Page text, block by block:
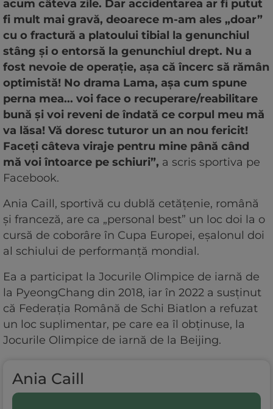
acum câteva zile. Dar accidentarea ar fi putut
fi mult mai gravă, deoarece m-am ales „doar”
cu o fractură a platoului tibial la genunchiul
stâng şi o entorsă la genunchiul drept. Nu a
fost nevoie de operaţie, aşa că încerc să rămân
optimistă! No drama Lama, aşa cum spune
perna mea... voi face o recuperare/reabilitare
bună şi voi reveni de îndată ce corpul meu mă
va lăsa! Vă doresc tuturor un an nou fericit!
Faceţi câteva viraje pentru mine până când
mă voi întoarce pe schiuri”, a scris sportiva pe
Facebook.
Ania Caill, sportivă cu dublă cetăţenie, română
şi franceză, are ca „personal best” un loc doi la o
cursă de coborâre în Cupa Europei, eşalonul doi
al schiului de performanţă mondial.
Ea a participat la Jocurile Olimpice de iarnă de
la PyeongChang din 2018, iar în 2022 a susţinut
că Federaţia Română de Schi Biatlon a refuzat
un loc suplimentar, pe care ea îl obţinuse, la
Jocurile Olimpice de iarnă de la Beijing.
Ania Caill